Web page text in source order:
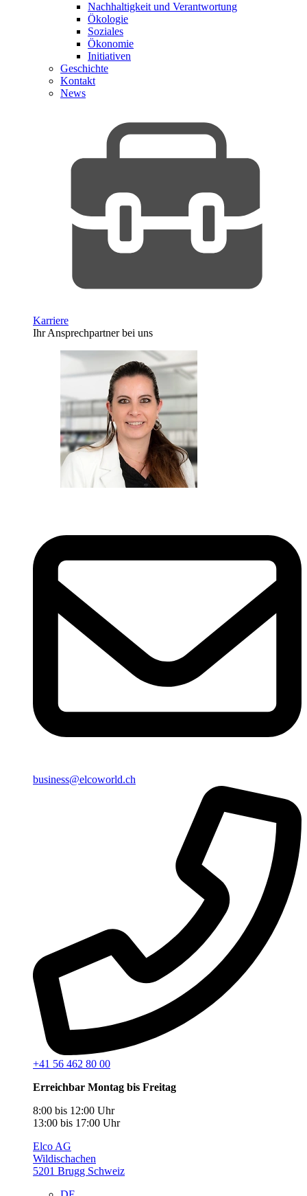
Nachhaltigkeit und Verantwortung
Ökologie
Soziales
Ökonomie
Initiativen
Geschichte
Kontakt
News
Karriere
Ihr Ansprechpartner bei uns
business@elcoworld.ch
+41 56 462 80 00
Erreichbar Montag bis Freitag
8:00 bis 12:00 Uhr
13:00 bis 17:00 Uhr
Elco AG
Wildischachen
5201 Brugg Schweiz